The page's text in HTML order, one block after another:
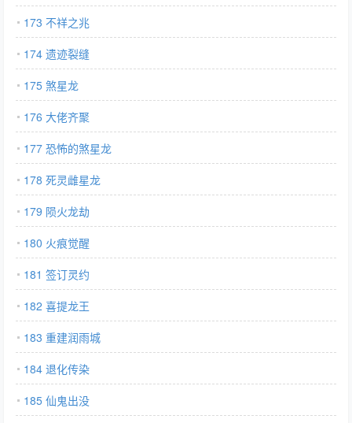
173 不祥之兆
174 遗迹裂缝
175 煞星龙
176 大佬齐聚
177 恐怖的煞星龙
178 死灵雌星龙
179 陨火龙劫
180 火痕觉醒
181 签订灵约
182 喜提龙王
183 重建润雨城
184 退化传染
185 仙鬼出没